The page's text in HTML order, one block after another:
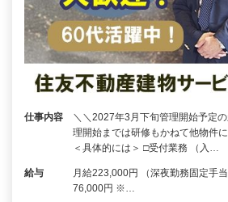
仕事内容
＼＼2027年3月下旬管理開始予定
理開始までは研修もかねて他物件
＜具体的には＞ □受付業務 （入…
給与
月給223,000円 （深夜勤務固定手
76,000円 ※…